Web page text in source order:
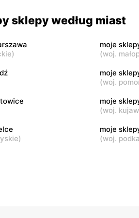
111 Jeżowe, ul.
moje
Gumniska,
moje
sklepy według miast
)
moje
(woj.
moje
(woj.
moje
(woj.
)
moje
(woj.